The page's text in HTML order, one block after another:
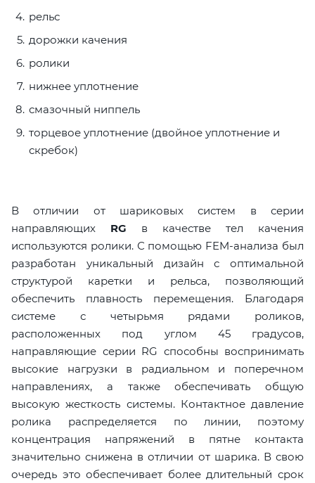
рельс
дорожки качения
ролики
нижнее уплотнение
смазочный ниппель
торцевое уплотнение (двойное уплотнение и
скребок)
В отличии от шариковых систем в серии
направляющих RG в качестве тел качения
используются ролики. С помощью FEM-анализа был
разработан уникальный дизайн с оптимальной
структурой каретки и рельса, позволяющий
обеспечить плавность перемещения. Благодаря
системе с четырьмя рядами роликов,
расположенных под углом 45 градусов,
направляющие серии RG способны воспринимать
высокие нагрузки в радиальном и поперечном
направлениях, а также обеспечивать общую
высокую жесткость системы. Контактное давление
ролика распределяется по линии, поэтому
концентрация напряжений в пятне контакта
значительно снижена в отличии от шарика. В свою
очередь это обеспечивает более длительный срок